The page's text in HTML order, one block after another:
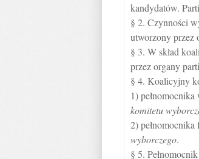
kandydatów.
§ 2. Czynności
utworzony przez
§ 3. W skład
przez organy
§ 4. Koalicyjny
1)
komitetu
2)
wyborczego.
§ 5.